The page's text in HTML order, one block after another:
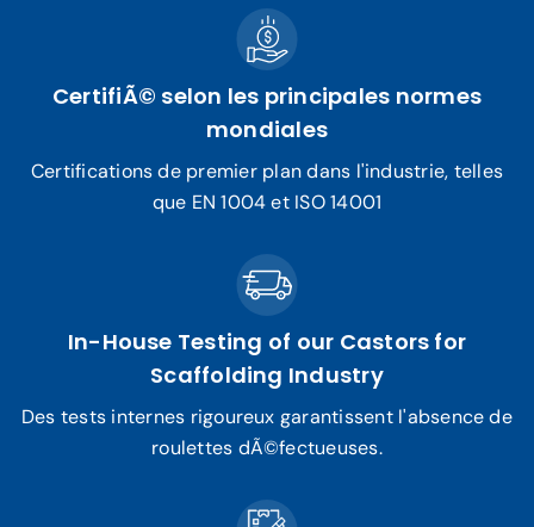
CertifiÃ© selon les principales normes
mondiales
Certifications de premier plan dans l'industrie, telles
que EN 1004 et ISO 14001
In-House Testing of our Castors for
Scaffolding Industry
Des tests internes rigoureux garantissent l'absence de
roulettes dÃ©fectueuses.